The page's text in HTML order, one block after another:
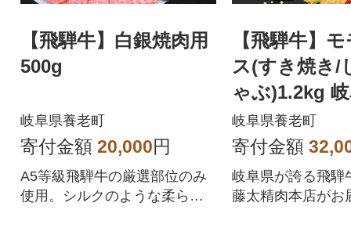
【飛騨牛】白銀焼肉用
500g
岐阜県養老町
寄付金額 20,000円
A5等級飛騨牛の厳選部位のみ
使用。シルクのような柔らか
【飛騨牛】
ス(すき焼き/
ゃぶ)1.2kg
黒毛和牛 贈
岐阜県養老町
寄付金額
岐阜県が誇る飛騨
藤太精肉本店がお